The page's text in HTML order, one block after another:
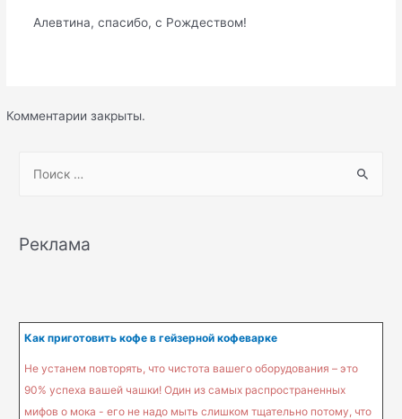
Алевтина, спасибо, с Рождеством!
Комментарии закрыты.
r
o
Реклама
Как приготовить кофе в гейзерной кофеварке
Не устанем повторять, что чистота вашего оборудования – это
90% успеха вашей чашки! Один из самых распространенных
мифов о мока - его не надо мыть слишком тщательно потому, что